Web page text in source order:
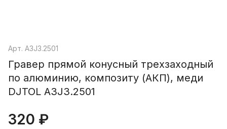
Арт. A3J3.2501
Гравер прямой конусный трехзаходный
по алюминию, композиту (АКП), меди
DJTOL A3J3.2501
320 ₽